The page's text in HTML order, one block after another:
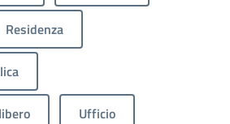
Residenza
Ufficio